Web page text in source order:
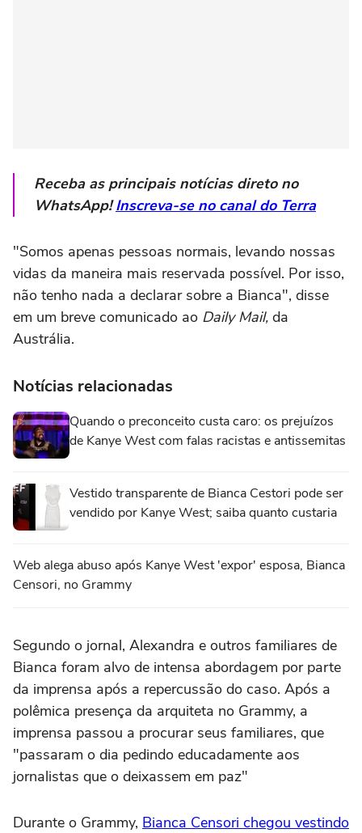
Receba as principais notícias direto no
WhatsApp!Inscreva-se no canal do Terra
"Somos apenas pessoas normais, levando nossas
vidas da maneira mais reservada possível. Por isso,
não tenho nada a declarar sobre a Bianca", disse
em um breve comunicado ao Daily Mail, da
Austrália.
Notícias relacionadas
Quando o preconceito custa caro: os prejuízos
de Kanye West com falas racistas e antissemitas
Vestido transparente de Bianca Cestori pode ser
vendido por Kanye West; saiba quanto custaria
Web alega abuso após Kanye West 'expor' esposa, Bianca
Censori, no Grammy
Segundo o jornal, Alexandra e outros familiares de
Bianca foram alvo de intensa abordagem por parte
da imprensa após a repercussão do caso. Após a
polêmica presença da arquiteta no Grammy, a
imprensa passou a procurar seus familiares, que
"passaram o dia pedindo educadamente aos
jornalistas que o deixassem em paz"
Durante o Grammy, Bianca Censori chegou vestindo